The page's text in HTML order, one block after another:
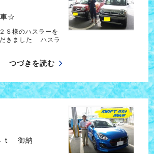
☆
Ｓ様のハスラーを
きました ハスラ
つづきを読む
ｔ 御納